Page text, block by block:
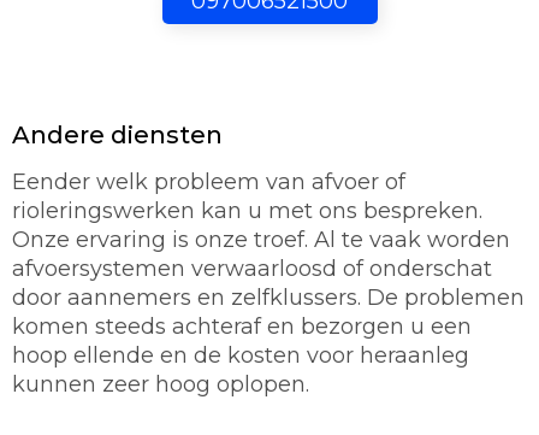
Andere diensten
Eender welk probleem van afvoer of
rioleringswerken kan u met ons bespreken.
Onze ervaring is onze troef. Al te vaak worden
afvoersystemen verwaarloosd of onderschat
door aannemers en zelfklussers. De problemen
komen steeds achteraf en bezorgen u een
hoop ellende en de kosten voor heraanleg
kunnen zeer hoog oplopen.